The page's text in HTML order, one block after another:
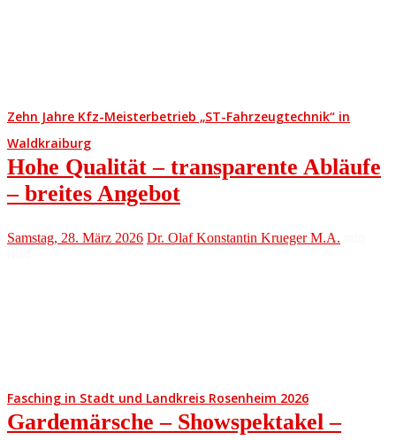
Zehn Jahre Kfz-Meisterbetrieb „ST-Fahrzeugtechnik“ in
Waldkraiburg
Hohe Qualität – transparente Abläufe
– breites Angebot
Samstag, 28. März 2026 Dr. Olaf Konstantin Krueger M.A.
Fasching in Stadt und Landkreis Rosenheim 2026
Gardemärsche – Showspektakel –